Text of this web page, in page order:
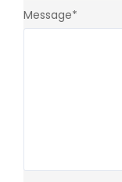
Message*